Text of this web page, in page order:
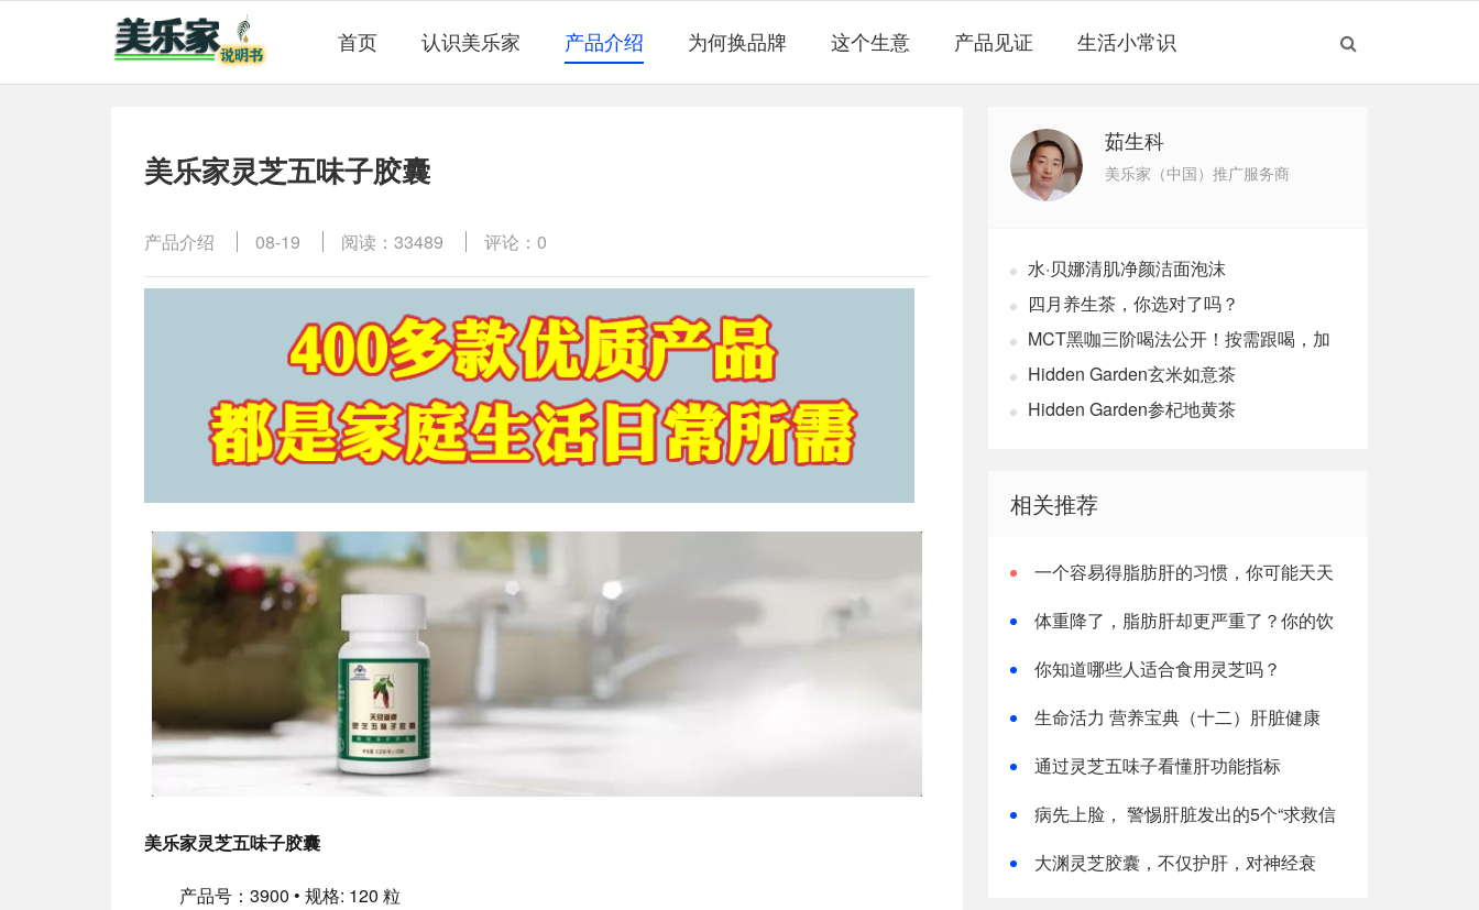
首页 认识美乐家 产品介绍 为何换品牌 这个生意 产品见证 生活小常识
美乐家灵芝五味子胶囊
产品介绍 08-19 阅读：33489 评论：0
美乐家灵芝五味子胶囊
产品号：3900 • 规格: 120 粒
茹生科
美乐家（中国）推广服务商
水·贝娜清肌净颜洁面泡沫
四月养生茶，你选对了吗？
MCT黑咖三阶喝法公开！按需跟喝，加
速燃体
Hidden Garden玄米如意茶
Hidden Garden参杞地黄茶
相关推荐
一个容易得脂肪肝的习惯，你可能天天
体重降了，脂肪肝却更严重了？你的饮
你知道哪些人适合食用灵芝吗？
生命活力 营养宝典（十二）肝脏健康
通过灵芝五味子看懂肝功能指标
病先上脸， 警惕肝脏发出的5个“求救信
大渊灵芝胶囊，不仅护肝，对神经衰